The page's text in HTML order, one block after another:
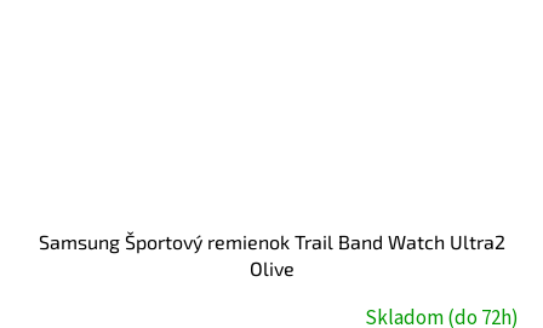
Samsung Športový remienok Trail Band Watch Ultra2
Olive
Skladom (do 72h)